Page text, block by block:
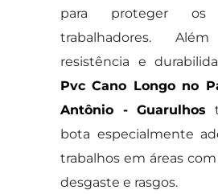
para proteger
trabalhadores.
resistência e
Pvc Cano Longo no
Antônio - Guarulhos
bota especialmente
trabalhos em áreas
desgaste e rasgos.